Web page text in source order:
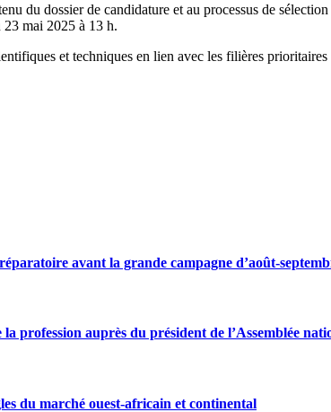
du dossier de candidature et au processus de
23 mai 2025 à 13 h.
et techniques en lien avec les filières prioritaires
avant la grande campagne d’août-
profession auprès du président de l’Assemblée
du marché ouest-africain et continental